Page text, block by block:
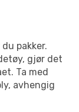
pakker.
gjør det
Ta med
avhengig